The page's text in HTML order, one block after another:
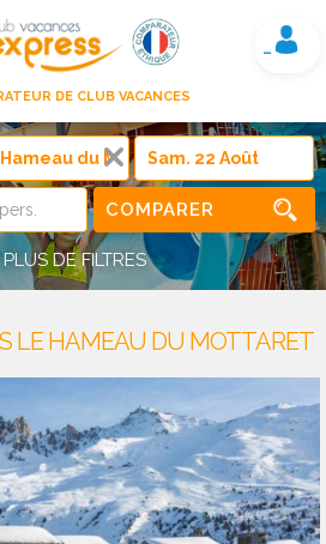
DE CLUB VACANCES
Mon compte
COMPARER
PLUS DE FILTRES
LE HAMEAU DU MOTTARET